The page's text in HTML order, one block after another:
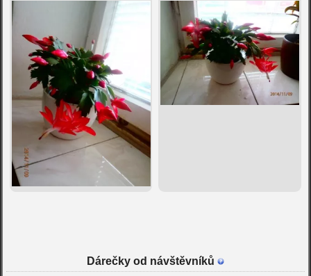
Dárečky od návštěvníků